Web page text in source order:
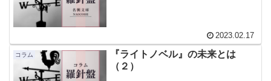
2023.02.17
コラム
『ライトノベル』の未来とは
（２）